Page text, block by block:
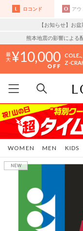
ロコンド アウ
【お知らせ】お
熊本地震の影響による
10,000 COLE..
Z-
WOMEN MEN KIDS